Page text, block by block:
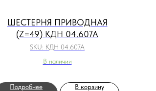
ШЕСТЕРНЯ ПРИВОДНАЯ
(Z=49) КДН 04.607А
SKU: КДН 04.607А
В наличии
Подробнее В корзину